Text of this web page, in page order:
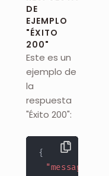
DE
EJEMPLO
"ÉXITO
200"
Este es un
ejemplo de
la
respuesta
"Éxito 200":
{
"message"